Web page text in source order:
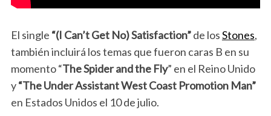
El single “(I Can’t Get No) Satisfaction”de losStones,
también incluirá los temas que fueron caras B en su
momento “The Spider and the Fly” en el Reino Unido
y“The Under Assistant West Coast Promotion Man”
en Estados Unidos el 10 de julio.